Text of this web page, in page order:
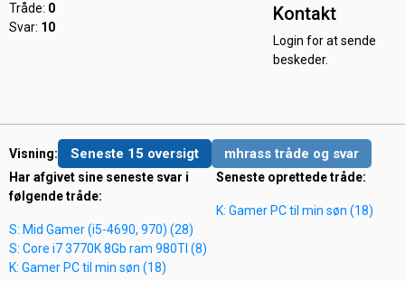
Tråde: 0
Svar: 10
Kontakt
Login for at sende
beskeder.
Visning: Seneste 15 oversigt mhrass tråde og svar
Har afgivet sine seneste svar i
følgende tråde:
S: Mid Gamer (i5-4690, 970) (28)
S: Core i7 3770K 8Gb ram 980TI (8)
K: Gamer PC til min søn (18)
Seneste oprettede tråde:
K: Gamer PC til min søn (18)